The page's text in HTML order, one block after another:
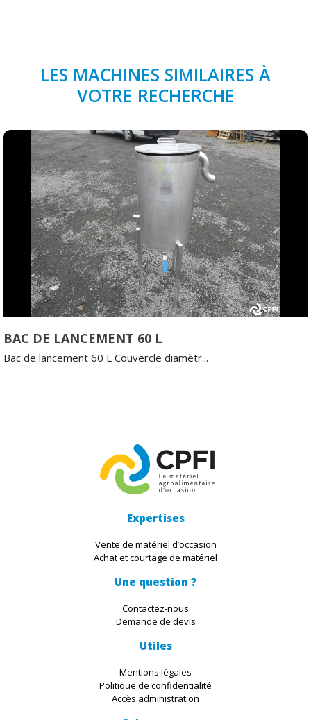
LES MACHINES SIMILAIRES À
VOTRE RECHERCHE
BAC DE LANCEMENT 60 L
Bac de lancement 60 L Couvercle diamètr...
Expertises
Vente de matériel d’occasion
Achat et courtage de matériel
Une question ?
Contactez-nous
Demande de devis
Utiles
Mentions légales
Politique de confidentialité
Accès administration